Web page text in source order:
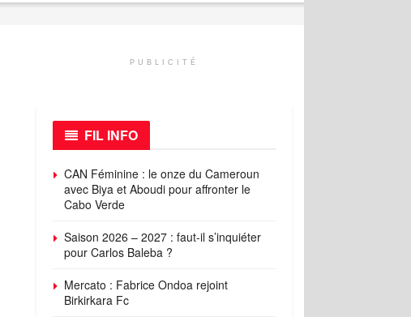
PUBLICITÉ
FIL INFO
CAN Féminine : le onze du Cameroun
avec Biya et Aboudi pour affronter le
Cabo Verde
Saison 2026 – 2027 : faut-il s’inquiéter
pour Carlos Baleba ?
Mercato : Fabrice Ondoa rejoint
Birkirkara Fc